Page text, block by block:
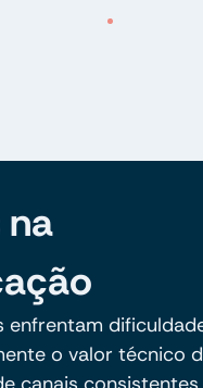
na
enfrentam
o valor técnico